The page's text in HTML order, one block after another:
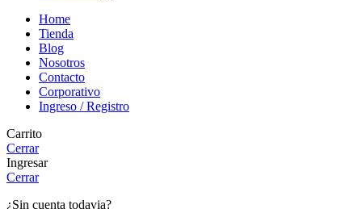
Home
Tienda
Blog
Nosotros
Contacto
Corporativo
Ingreso / Registro
Carrito
Cerrar
Ingresar
Cerrar
¿Sin cuenta todavia?